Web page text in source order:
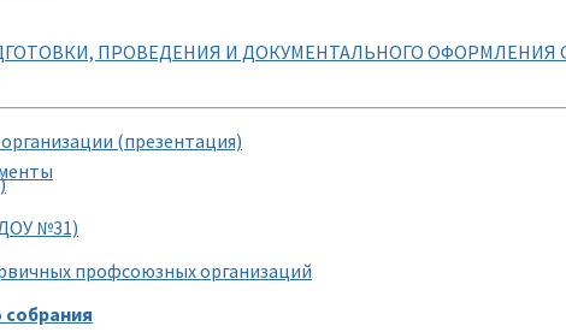
ПРОВЕДЕНИЯ И ДОКУМЕНТАЛЬНОГО
(презентация)
№31)
профсоюзных организаций